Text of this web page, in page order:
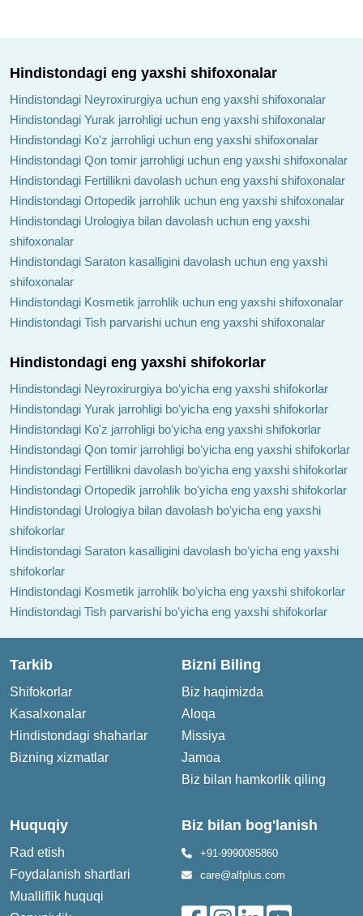
Hindistondagi eng yaxshi shifoxonalar
Hindistondagi Neyroxirurgiya uchun eng yaxshi shifoxonalar
Hindistondagi Yurak jarrohligi uchun eng yaxshi shifoxonalar
Hindistondagi Ko'z jarrohligi uchun eng yaxshi shifoxonalar
Hindistondagi Qon tomir jarrohligi uchun eng yaxshi shifoxonalar
Hindistondagi Fertillikni davolash uchun eng yaxshi shifoxonalar
Hindistondagi Ortopedik jarrohlik uchun eng yaxshi shifoxonalar
Hindistondagi Urologiya bilan davolash uchun eng yaxshi
shifoxonalar
Hindistondagi Saraton kasalligini davolash uchun eng yaxshi
shifoxonalar
Hindistondagi Kosmetik jarrohlik uchun eng yaxshi shifoxonalar
Hindistondagi Tish parvarishi uchun eng yaxshi shifoxonalar
Hindistondagi eng yaxshi shifokorlar
Hindistondagi Neyroxirurgiya boʻyicha eng yaxshi shifokorlar
Hindistondagi Yurak jarrohligi boʻyicha eng yaxshi shifokorlar
Hindistondagi Ko'z jarrohligi boʻyicha eng yaxshi shifokorlar
Hindistondagi Qon tomir jarrohligi boʻyicha eng yaxshi shifokorlar
Hindistondagi Fertillikni davolash boʻyicha eng yaxshi shifokorlar
Hindistondagi Ortopedik jarrohlik boʻyicha eng yaxshi shifokorlar
Hindistondagi Urologiya bilan davolash boʻyicha eng yaxshi
shifokorlar
Hindistondagi Saraton kasalligini davolash boʻyicha eng yaxshi
shifokorlar
Hindistondagi Kosmetik jarrohlik boʻyicha eng yaxshi shifokorlar
Hindistondagi Tish parvarishi boʻyicha eng yaxshi shifokorlar
Tarkib
Shifokorlar
Kasalxonalar
Hindistondagi shaharlar
Bizning xizmatlar
Bizni Biling
Biz haqimizda
Aloqa
Missiya
Jamoa
Biz bilan hamkorlik qiling
Huquqiy
Rad etish
Foydalanish shartlari
Mualliflik huquqi
Biz bilan bog'lanish
+91-9990085860
care@alfplus.com